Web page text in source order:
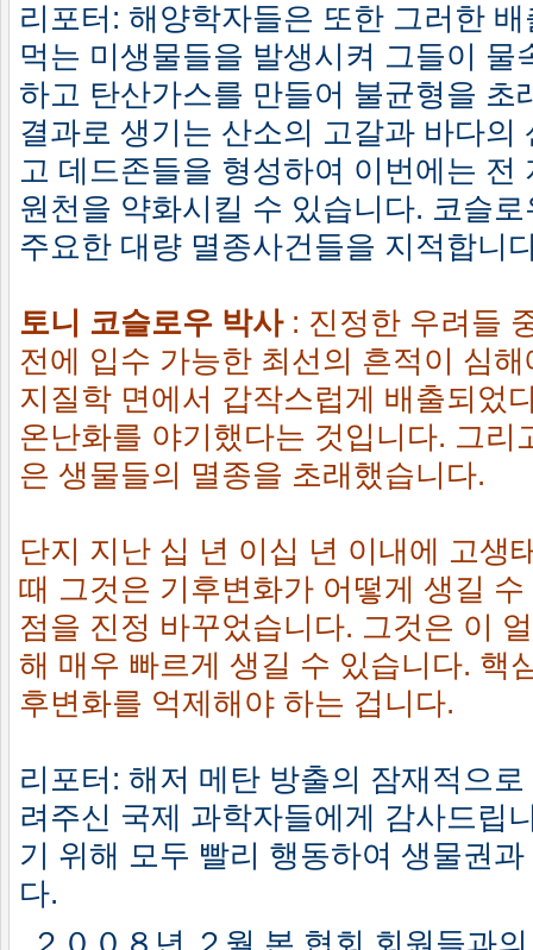
리포터: 해양학자들은 또한 그러한
먹는 미생물들을 발생시켜 그들이 물
하고 탄산가스를 만들어 불균형을 초
결과로 생기는 산소의 고갈과 바다의
고 데드존들을 형성하여 이번에는 전
원천을 약화시킬 수 있습니다. 코슬
주요한 대량 멸종사건들을 지적합니
토니 코슬로우 박사 : 진정한 우려들
전에 입수 가능한 최선의 흔적이 심
지질학 면에서 갑작스럽게 배출되었
온난화를 야기했다는 것입니다. 그리
은 생물들의 멸종을 초래했습니다.
단지 지난 십 년 이십 년 이내에 고생
때 그것은 기후변화가 어떻게 생길
점을 진정 바꾸었습니다. 그것은 이
해 매우 빠르게 생길 수 있습니다. 핵
후변화를 억제해야 하는 겁니다.
리포터: 해저 메탄 방출의 잠재적으
려주신 국제 과학자들에게 감사드립
기 위해 모두 빨리 행동하여 생물권
다.
２００８년 ２월 본 협회 회원들과